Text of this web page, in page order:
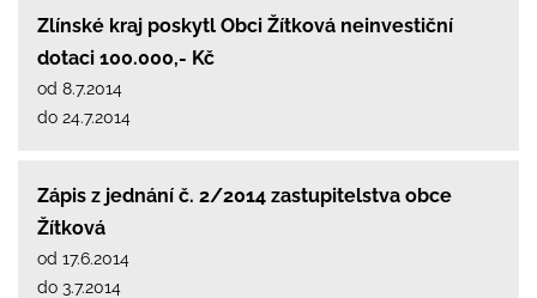
Zlínské kraj poskytl Obci Žítková neinvestiční
dotaci 100.000,- Kč
od 8.7.2014
do 24.7.2014
Zápis z jednání č. 2/2014 zastupitelstva obce
Žítková
od 17.6.2014
do 3.7.2014